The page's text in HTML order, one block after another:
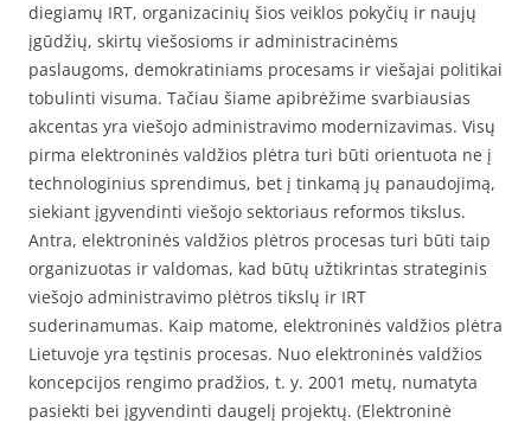
diegiamų IRT, organizacinių šios veiklos pokyčių ir naujų
įgūdžių, skirtų viešosioms ir administracinėms
paslaugoms, demokratiniams procesams ir viešajai politikai
tobulinti visuma. Tačiau šiame apibrėžime svarbiausias
akcentas yra viešojo administravimo modernizavimas. Visų
pirma elektroninės valdžios plėtra turi būti orientuota ne į
technologinius sprendimus, bet į tinkamą jų panaudojimą,
siekiant įgyvendinti viešojo sektoriaus reformos tikslus.
Antra, elektroninės valdžios plėtros procesas turi būti taip
organizuotas ir valdomas, kad būtų užtikrintas strateginis
viešojo administravimo plėtros tikslų ir IRT
suderinamumas. Kaip matome, elektroninės valdžios plėtra
Lietuvoje yra tęstinis procesas. Nuo elektroninės valdžios
koncepcijos rengimo pradžios, t. y. 2001 metų, numatyta
pasiekti bei įgyvendinti daugelį projektų. (Elektroninė